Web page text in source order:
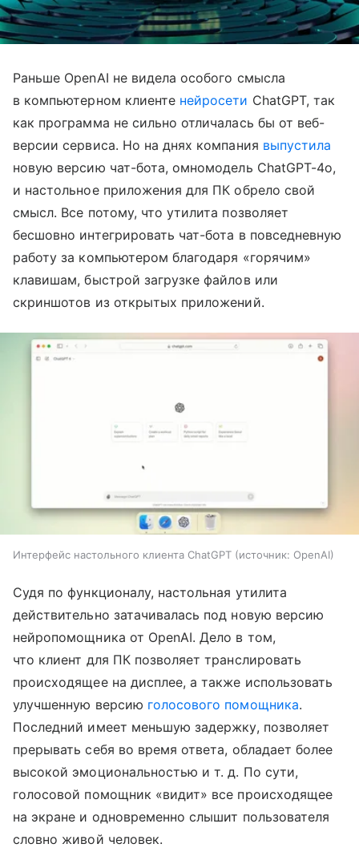
Раньше OpenAI не видела особого смысла
в компьютерном клиенте нейросети ChatGPT, так
как программа не сильно отличалась бы от веб-
версии сервиса. Но на днях компания выпустила
новую версию чат-бота, омномодель ChatGPT-4o,
и настольное приложения для ПК обрело свой
смысл. Все потому, что утилита позволяет
бесшовно интегрировать чат-бота в повседневную
работу за компьютером благодаря «горячим»
клавишам, быстрой загрузке файлов или
скриншотов из открытых приложений.
Интерфейс настольного клиента ChatGPT источник: OpenAI
Судя по функционалу, настольная утилита
действительно затачивалась под новую версию
нейропомощника от OpenAI. Дело в том,
что клиент для ПК позволяет транслировать
происходящее на дисплее, а также использовать
улучшенную версию голосового помощника.
Последний имеет меньшую задержку, позволяет
прерывать себя во время ответа, обладает более
высокой эмоциональностью и т. д. По сути,
голосовой помощник «видит» все происходящее
на экране и одновременно слышит пользователя
словно живой человек.